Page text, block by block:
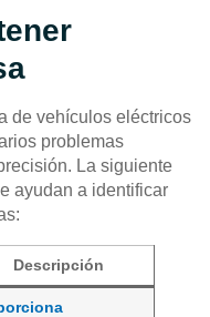
de vehículos eléctricos
problemas
La siguiente
ayudan a identificar
Descripción